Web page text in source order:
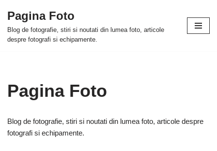
Skip
to
Pagina Foto
Blog de fotografie, stiri si noutati din lumea foto, articole
despre fotografi si echipamente.
Pagina Foto
Blog de fotografie, stiri si noutati din lumea foto, articole despre
fotografi si echipamente.